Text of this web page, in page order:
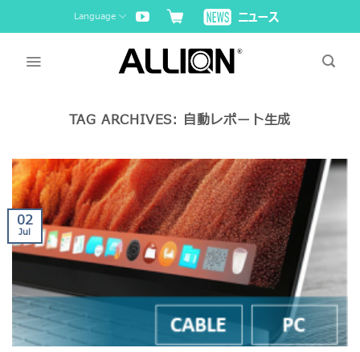
to
Language
TAG ARCHIVES: 自動レポート生成
02
Jul